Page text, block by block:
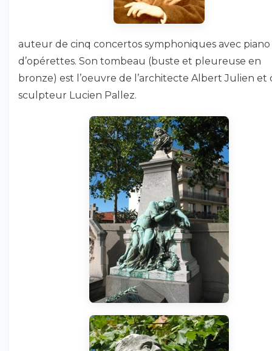
auteur de cinq concertos symphoniques avec
d’opérettes. Son tombeau (buste et pleureuse en
bronze) est l’oeuvre de l’architecte Albert Julien et
sculpteur Lucien Pallez.